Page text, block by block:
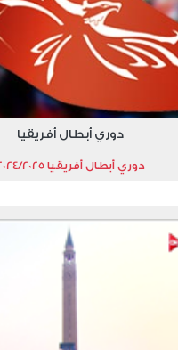
دوري أبطال أفريقيا
دوري أبطال أفريقيا 2024/2025